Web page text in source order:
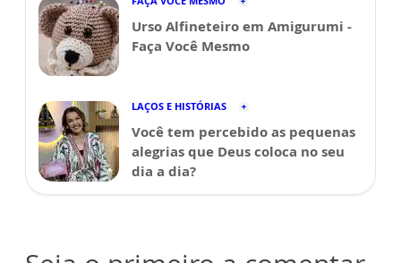
Urso Alfineteiro em Amigurumi -
Faça Você Mesmo
LAÇOS E HISTÓRIAS
Você tem percebido as pequenas
alegrias que Deus coloca no seu
dia a dia?